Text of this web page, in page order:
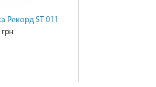
Рекорд ST 011